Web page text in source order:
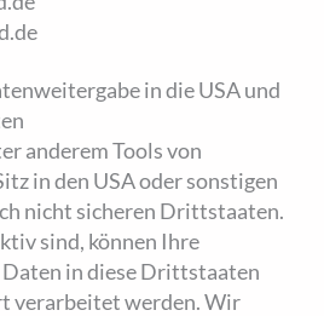
in die USA und
anderem Tools von
in den USA oder sonstigen
nicht sicheren Drittstaaten.
sind, können Ihre
Daten in diese Drittstaaten
verarbeitet werden. Wir